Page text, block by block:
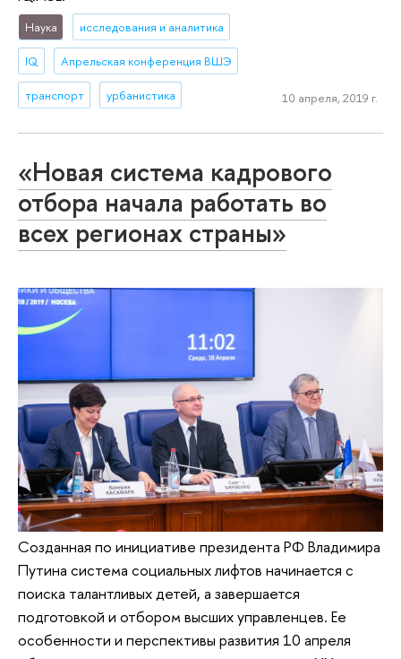
Наука исследования и аналитика
IQ Апрельская конференция ВШЭ
транспорт урбанистика 10 апреля, 2019 г.
«Новая система кадрового
отбора начала работать во
всех регионах страны»
Созданная по инициативе президента РФ Владимира
Путина система социальных лифтов начинается с
поиска талантливых детей, а завершается
подготовкой и отбором высших управленцев. Ее
особенности и перспективы развития 10 апреля